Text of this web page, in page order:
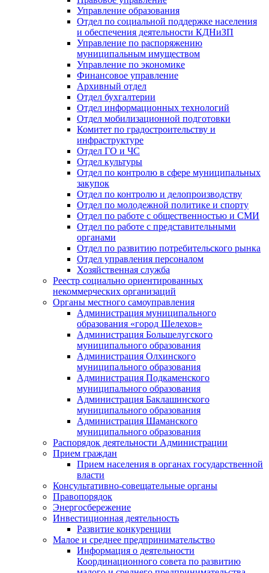
Управление образования
Отдел по социальной поддержке населения
и обеспечения деятельности КДНиЗП
Управление по распоряжению
муниципальным имуществом
Управление по экономике
Финансовое управление
Архивный отдел
Отдел бухгалтерии
Отдел информационных технологий
Отдел мобилизационной подготовки
Комитет по градостроительству и
инфраструктуре
Отдел ГО и ЧС
Отдел культуры
Отдел по контролю в сфере муниципальных
закупок
Отдел по контролю и делопроизводству
Отдел по молодежной политике и спорту
Отдел по работе с общественностью и СМИ
Отдел по работе с представительными
органами
Отдел по развитию потребительского рынка
Отдел управления персоналом
Хозяйственная служба
Реестр социально ориентированных
некоммерческих организаций
Органы местного самоуправления
Администрация муниципального
образования «город Шелехов»
Администрация Большелугского
муниципального образования
Администрация Олхинского
муниципального образования
Администрация Подкаменского
муниципального образования
Администрация Баклашинского
муниципального образования
Администрация Шаманского
муниципального образования
Распорядок деятельности Администрации
Прием граждан
Прием населения в органах государственной
власти
Консультативно-совещательные органы
Правопорядок
Энергосбережение
Инвестиционная деятельность
Развитие конкуренции
Малое и среднее предпринимательство
Информация о деятельности
Координационного совета по развитию